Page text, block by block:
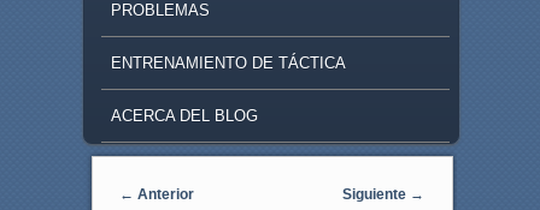
PROBLEMAS
ENTRENAMIENTO DE TÁCTICA
ACERCA DEL BLOG
Navegaci�n de entradas
← Anterior Siguiente →